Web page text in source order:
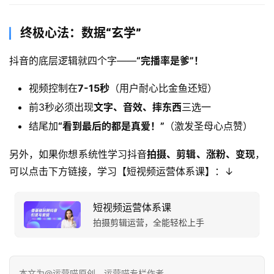
终极心法：数据“玄学”​
抖音的底层逻辑就四个字——​“完播率是爹”！​
视频控制在7-15秒 ​（用户耐心比金鱼还短）
前3秒必须出现文字、音效、摔东西三选一
结尾加​“看到最后的都是真爱！”​ ​（激发圣母心点赞）
另外，如果你想系统性学习抖音拍摄、剪辑、涨粉、变现，
可以点击下方链接，学习【短视频运营体系课】：↓
短视频运营体系课
拍摄剪辑运营，全能轻松上手